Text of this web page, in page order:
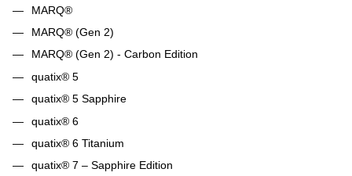
MARQ®
MARQ® (Gen 2)
MARQ® (Gen 2) - Carbon Edition
quatix® 5
quatix® 5 Sapphire
quatix® 6
quatix® 6 Titanium
quatix® 7 – Sapphire Edition